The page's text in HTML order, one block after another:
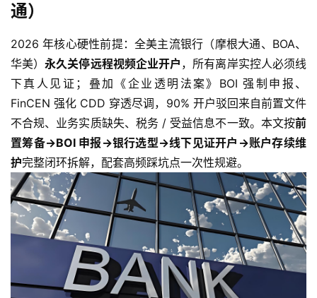
通）
2026 年核心硬性前提：全美主流银行（摩根大通、BOA、
华美）永久关停远程视频企业开户 ，所有离岸实控人必须线
下真人见证；叠加《企业透明法案》BOI 强制申报、
FinCEN 强化 CDD 穿透尽调，90% 开户驳回来自前置文件
不合规、业务实质缺失、税务 / 受益信息不一致。本文按前
置筹备→BOI 申报→银行选型→线下见证开户→账户存续维
护完整闭环拆解，配套高频踩坑点一次性规避。